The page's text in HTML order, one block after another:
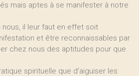
mais aptes à se manifester à notre
nous, il leur faut en effet soit
et être reconnaissables par
chez nous des aptitudes pour que
spirituelle que d’aiguiser les